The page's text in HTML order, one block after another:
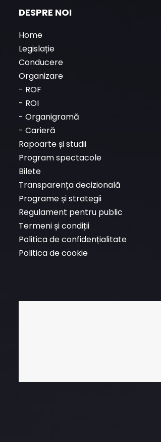
DESPRE NOI
Home
Legislație
Conducere
Organizare
- ROF
- ROI
- Organigramă
- Carieră
Rapoarte și studii
Program spectacole
Bilete
Transparența decizională
Programe și strategii
Regulament pentru public
Termeni și condiții
Politica de confidențialitate
Politica de cookie